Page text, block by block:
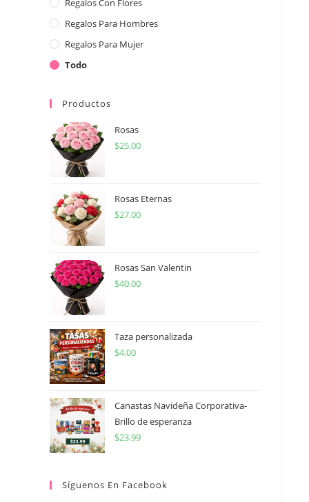
Regalos Con Flores
Regalos Para Hombres
Regalos Para Mujer
Todo
Productos
Rosas
$25.00
Rosas Eternas
$27.00
Rosas San Valentin
$40.00
Taza personalizada
$4.00
Canastas Navideña Corporativa-
Brillo de esperanza
$23.99
Síguenos En Facebook